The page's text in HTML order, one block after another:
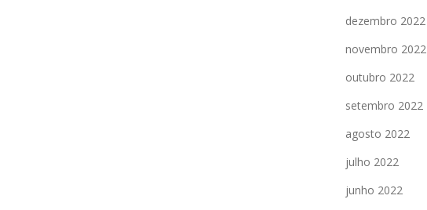
dezembro 2022
novembro 2022
outubro 2022
setembro 2022
agosto 2022
julho 2022
junho 2022